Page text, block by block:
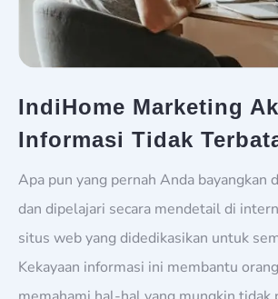
IndiHome Marketing
Informasi Tidak
Apa pun yang pernah Anda bayangkan
dan dipelajari secara mendetail di
situs web yang didedikasikan untuk
Kekayaan informasi ini membantu